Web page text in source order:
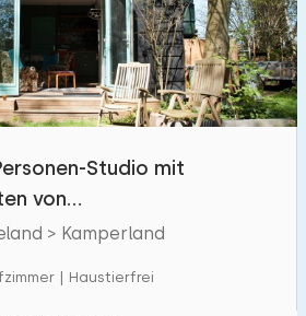
8
22
68
Studio mit
von
in Kamperland
> Kamperland
| Haustierfrei